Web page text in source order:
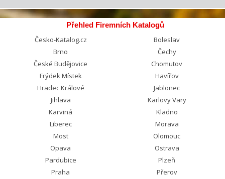
Přehled Firemních Katalogů
Česko-Katalog.cz
Boleslav
Brno
Čechy
České Budějovice
Chomutov
Frýdek Místek
Havířov
Hradec Králové
Jablonec
Jihlava
Karlovy Vary
Karviná
Kladno
Liberec
Morava
Most
Olomouc
Opava
Ostrava
Pardubice
Plzeň
Praha
Přerov